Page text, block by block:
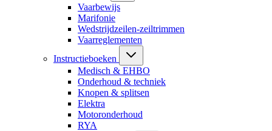
Vaarbewijs
Marifonie
Wedstrijdzeilen-zeiltrimmen
Vaarreglementen
Instructieboeken
Medisch & EHBO
Onderhoud & techniek
Knopen & splitsen
Elektra
Motoronderhoud
RYA